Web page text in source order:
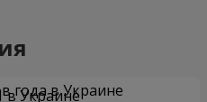
года в Украине